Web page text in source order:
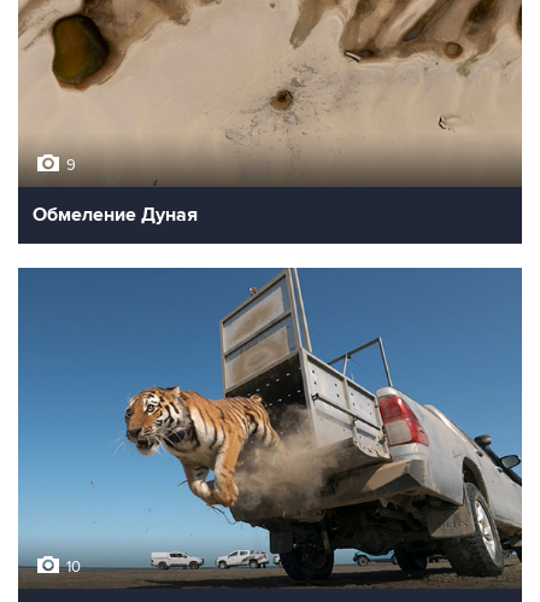
9
Обмеление Дуная
10